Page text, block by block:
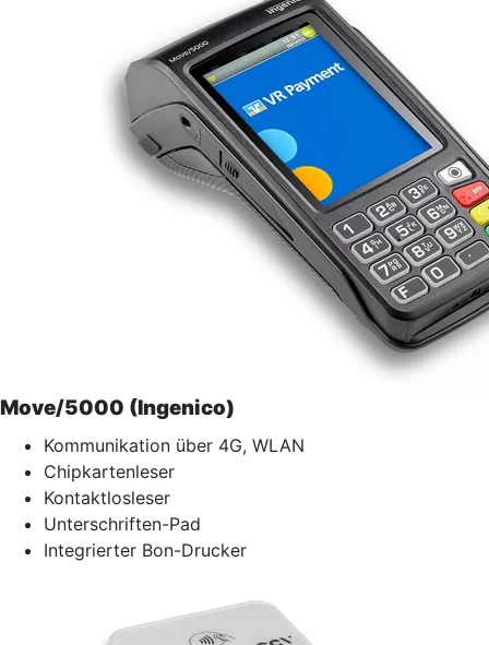
Move/5000 (Ingenico)
Kommunikation über 4G, WLAN
Chipkartenleser
Kontaktlosleser
Unterschriften-Pad
Integrierter Bon-Drucker